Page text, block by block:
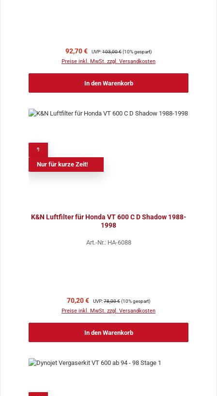
Verkaufspreis:
92,70 € Regulärer Preis:
UVP:103,00 €(10% gespart)
Preise inkl. MwSt. zzgl. Versandkosten
In den Warenkorb
Nur für kurze Zeit!
K&N Luftfilter für Honda VT 600 C D Shadow 1988-
1998
Art.-Nr.: HA-6088
Verkaufspreis:
70,20 € Regulärer Preis:
UVP:78,00 €(10% gespart)
Preise inkl. MwSt. zzgl. Versandkosten
In den Warenkorb